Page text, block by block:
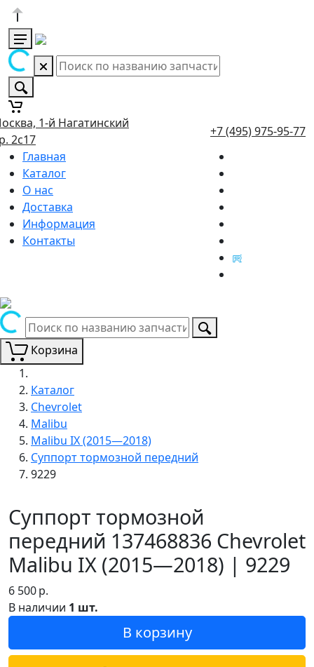
1-й Нагатинский
2с17
+7 (495) 975-95-77
Главная
Каталог
О нас
Доставка
Информация
Контакты
Корзина
Каталог
Chevrolet
Malibu
Malibu IX (2015—2018)
Суппорт тормозной передний
9229
Суппорт тормозной
передний 137468836 Chevrolet
Malibu IX (2015—2018) | 9229
6 500р.
В наличии 1 шт.
В корзину